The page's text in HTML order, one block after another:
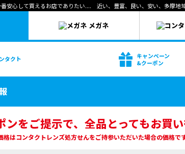
安心して買えるお店でありたい.... 近い、豊富、良い、安い、多摩地
メガネ
キャンペーン
&クーポン
ンをご提示で、全品とってもお買い
はコンタクトレンズ処方せんをご持参いただいた場合の価格です